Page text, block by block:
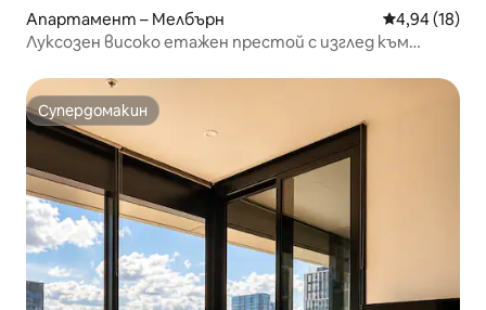
Апартамент – Мелбърн Средна
4,94 (18)
Луксозен високо етажен престой с изглед към
Супердомакин
Супердомакин